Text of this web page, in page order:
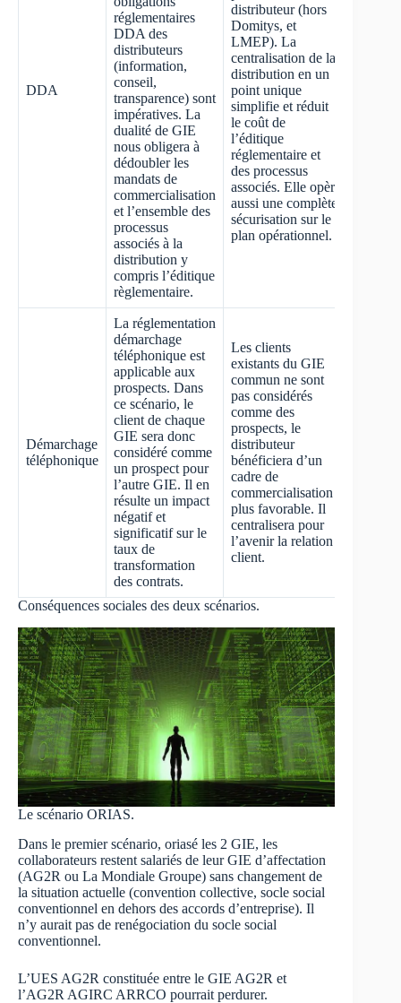
DDA
réglementaires
DDA des
distributeurs
(information,
conseil,
transparence) sont
impératives. La
dualité de GIE
nous obligera à
dédoubler les
mandats de
commercialisation
et l’ensemble des
processus
associés à la
distribution y
compris l’éditique
règlementaire.
distributeur (hors
Domitys, et
LMEP). La
centralisation de la
distribution en un
point unique
simplifie et réduit
le coût de
l’éditique
réglementaire et
des processus
associés. Elle opère
aussi une complète
sécurisation sur le
plan opérationnel.
Démarchage
téléphonique
La réglementation
démarchage
téléphonique est
applicable aux
prospects. Dans
ce scénario, le
client de chaque
GIE sera donc
considéré comme
un prospect pour
l’autre GIE. Il en
résulte un impact
négatif et
significatif sur le
taux de
transformation
des contrats.
Les clients
existants du GIE
commun ne sont
pas considérés
comme des
prospects, le
distributeur
bénéficiera d’un
cadre de
commercialisation
plus favorable. Il
centralisera pour
l’avenir la relation
client.
Conséquences sociales des deux scénarios.
Le scénario ORIAS.
Dans le premier scénario, oriasé les 2 GIE, les
collaborateurs restent salariés de leur GIE d’affectation
(AG2R ou La Mondiale Groupe) sans changement de
la situation actuelle (convention collective, socle social
conventionnel en dehors des accords d’entreprise). Il
n’y aurait pas de renégociation du socle social
conventionnel.
L’UES AG2R constituée entre le GIE AG2R et
l’AG2R AGIRC ARRCO pourrait perdurer.